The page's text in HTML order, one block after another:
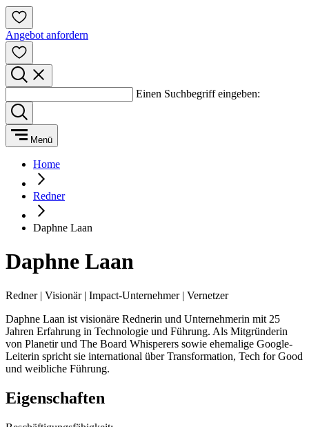
Angebot anfordern
Einen Suchbegriff eingeben:
Menü
Home
Redner
Daphne Laan
Daphne Laan
Redner | Visionär | Impact-Unternehmer | Vernetzer
Daphne Laan ist visionäre Rednerin und Unternehmerin mit 25
Jahren Erfahrung in Technologie und Führung. Als Mitgründerin
von Planetir und The Board Whisperers sowie ehemalige Google-
Leiterin spricht sie international über Transformation, Tech for Good
und weibliche Führung.
Eigenschaften